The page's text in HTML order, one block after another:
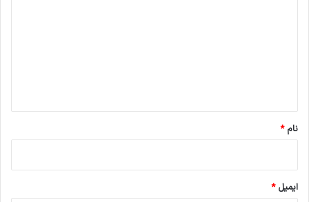
نام*
ایمیل*